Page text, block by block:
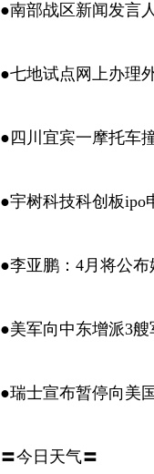
●南部战区新闻发言
●七地试点网上办理
●四川宜宾一摩托车
●宇树科技科创板ipo
●李亚鹏：4月将公
●美军向中东增派3
●瑞士宣布暂停向美
〓今日天气〓